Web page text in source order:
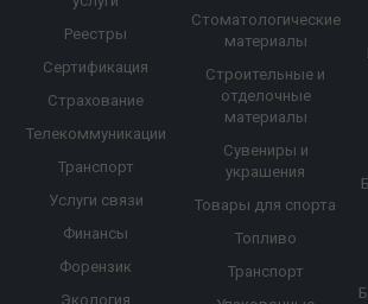
Реестры
Сертификация
Страхование
Телекоммуникации
Транспорт
Услуги связи
Финансы
Форензик
Экология
Стоматологические
материалы
Строительные и
отделочные
материалы
Сувениры и
украшения
Товары для спорта
Топливо
Транспорт